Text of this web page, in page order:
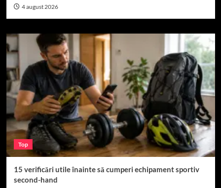
4 august 2026
Top
15 verificări utile înainte să cumperi echipament sportiv
second-hand